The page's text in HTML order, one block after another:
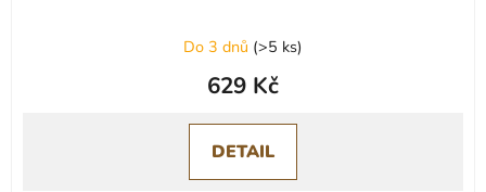
Do 3 dnů (>5 ks)
629 Kč
DETAIL